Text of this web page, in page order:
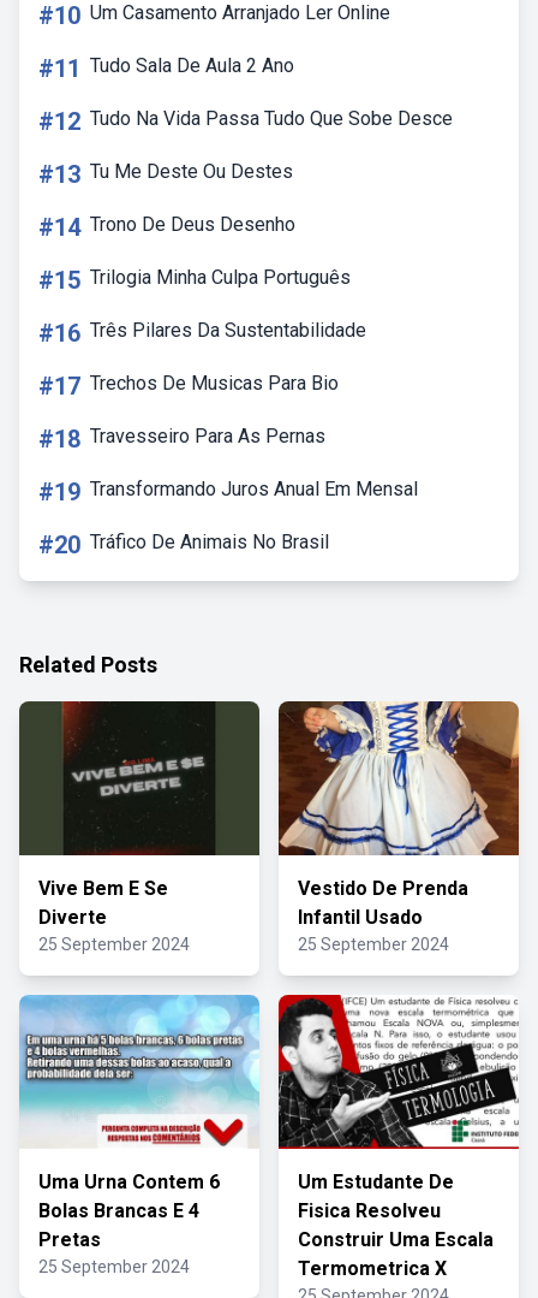
#10 Um Casamento Arranjado Ler Online
#11 Tudo Sala De Aula 2 Ano
#12 Tudo Na Vida Passa Tudo Que Sobe Desce
#13 Tu Me Deste Ou Destes
#14 Trono De Deus Desenho
#15 Trilogia Minha Culpa Português
#16 Três Pilares Da Sustentabilidade
#17 Trechos De Musicas Para Bio
#18 Travesseiro Para As Pernas
#19 Transformando Juros Anual Em Mensal
#20 Tráfico De Animais No Brasil
Related Posts
Vive Bem E Se
Diverte
25 September 2024
Vestido De Prenda
Infantil Usado
25 September 2024
Uma Urna Contem 6
Bolas Brancas E 4
Pretas
25 September 2024
Um Estudante De
Fisica Resolveu
Construir Uma Escala
Termometrica X